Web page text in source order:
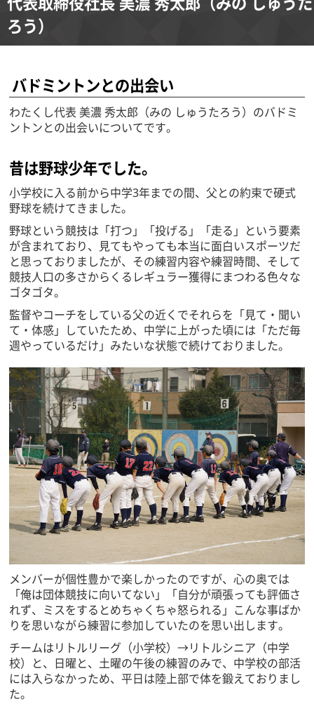
ろう）
バドミントンとの出会い
わたくし代表 美濃 秀太郎（みの しゅうたろう）のバドミ
ントンとの出会いについてです。
昔は野球少年でした。
小学校に入る前から中学3年までの間、父との約束で硬式
野球を続けてきました。
野球という競技は「打つ」「投げる」「走る」という要素
が含まれており、見てもやっても本当に面白いスポーツだ
と思っておりましたが、その練習内容や練習時間、そして
競技人口の多さからくるレギュラー獲得にまつわる色々な
ゴタゴタ。
監督やコーチをしている父の近くでそれらを「見て・聞い
て・体感」していたため、中学に上がった頃には「ただ毎
週やっているだけ」みたいな状態で続けておりました。
メンバーが個性豊かで楽しかったのですが、心の奥では
「俺は団体競技に向いてない」「自分が頑張っても評価さ
れず、ミスをするとめちゃくちゃ怒られる」こんな事ばか
りを思いながら練習に参加していたのを思い出します。
チームはリトルリーグ（小学校）→リトルシニア（中学
校）と、日曜と、土曜の午後の練習のみで、中学校の部活
には入らなかっため、平日は陸上部で体を鍛えておりまし
た。